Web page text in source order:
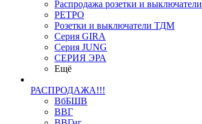
Распродажа розетки и выключатели
РЕТРО
Розетки и выключатели ТДМ
Серия GIRA
Серия JUNG
СЕРИЯ ЭРА
Ещё
РАСПРОДАЖА!!!
ВбБШВ
ВВГ